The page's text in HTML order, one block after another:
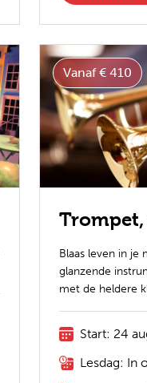
Vanaf € 410
Trompet,
Blaas leven in je
glanzende
met de heldere
Start: 24
Lesdag: In